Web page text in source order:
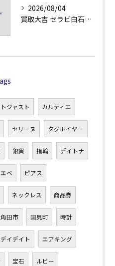
2026/08/04
買取大吉 セラビ白石店の金・貴金属買取の流れ
ジャスト カルティエ
セリーヌ タグホイヤー
銀貨 指輪 デイトナ
ベ ピアス
ネックレス 商品券
角田市 国見町 時計
デイデイト エアキング
宝石 ルビー